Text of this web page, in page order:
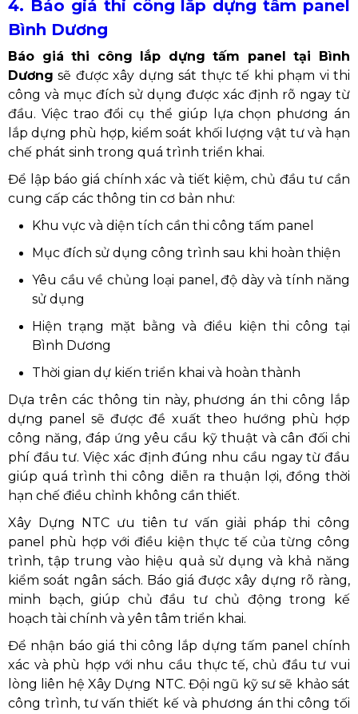
4. Báo giá thi công lắp dựng tấm panel
Bình Dương
Báo giá thi công lắp dựng tấm panel tại Bình
Dương sẽ được xây dựng sát thực tế khi phạm vi thi
công và mục đích sử dụng được xác định rõ ngay từ
đầu. Việc trao đổi cụ thể giúp lựa chọn phương án
lắp dựng phù hợp, kiểm soát khối lượng vật tư và hạn
chế phát sinh trong quá trình triển khai.
Để lập báo giá chính xác và tiết kiệm, chủ đầu tư cần
cung cấp các thông tin cơ bản như:
Khu vực và diện tích cần thi công tấm panel
Mục đích sử dụng công trình sau khi hoàn thiện
Yêu cầu về chủng loại panel, độ dày và tính năng
sử dụng
Hiện trạng mặt bằng và điều kiện thi công tại
Bình Dương
Thời gian dự kiến triển khai và hoàn thành
Dựa trên các thông tin này, phương án thi công lắp
dựng panel sẽ được đề xuất theo hướng phù hợp
công năng, đáp ứng yêu cầu kỹ thuật và cân đối chi
phí đầu tư. Việc xác định đúng nhu cầu ngay từ đầu
giúp quá trình thi công diễn ra thuận lợi, đồng thời
hạn chế điều chỉnh không cần thiết.
Xây Dựng NTC ưu tiên tư vấn giải pháp thi công
panel phù hợp với điều kiện thực tế của từng công
trình, tập trung vào hiệu quả sử dụng và khả năng
kiểm soát ngân sách. Báo giá được xây dựng rõ ràng,
minh bạch, giúp chủ đầu tư chủ động trong kế
hoạch tài chính và yên tâm triển khai.
Để nhận báo giá thi công lắp dựng tấm panel chính
xác và phù hợp với nhu cầu thực tế, chủ đầu tư vui
lòng liên hệ Xây Dựng NTC. Đội ngũ kỹ sư sẽ khảo sát
công trình, tư vấn thiết kế và phương án thi công tối